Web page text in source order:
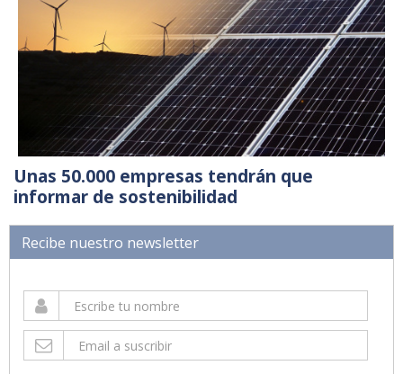
Unas 50.000 empresas tendrán que
informar de sostenibilidad
Recibe nuestro newsletter